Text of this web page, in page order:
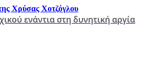
Χρύσας Χοτζόγλου
ενάντια στη δυνητική αργία